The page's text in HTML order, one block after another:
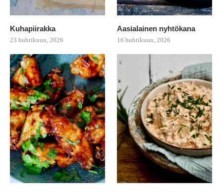
Kuhapiirakka
23 huhtikuun, 2026
Aasialainen nyhtökana
16 huhtikuun, 2026